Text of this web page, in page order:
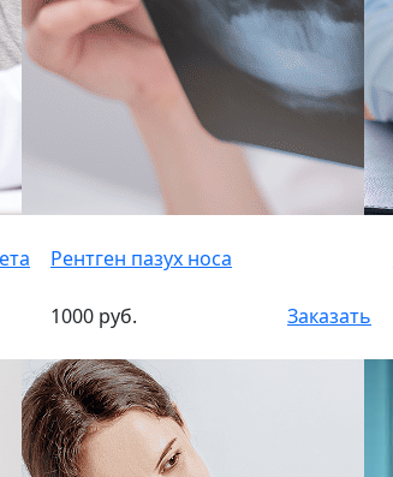
Заказать
Рентген пазух носа
1000 руб.